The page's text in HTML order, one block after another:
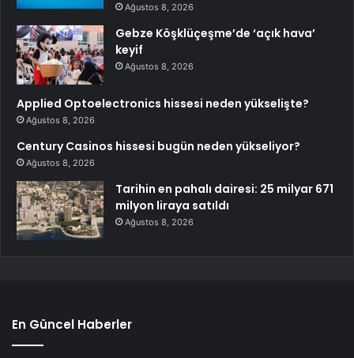
Ağustos 8, 2026
Gebze Köşklüçeşme’de ‘açık hava’
keyif
Ağustos 8, 2026
Applied Optoelectronics hissesi neden yükselişte?
Ağustos 8, 2026
Century Casinos hissesi bugün neden yükseliyor?
Ağustos 8, 2026
Tarihin en pahalı dairesi: 25 milyar 671
milyon liraya satıldı
Ağustos 8, 2026
En Güncel Haberler